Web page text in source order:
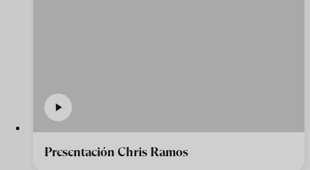
Presentación Chris Ramos